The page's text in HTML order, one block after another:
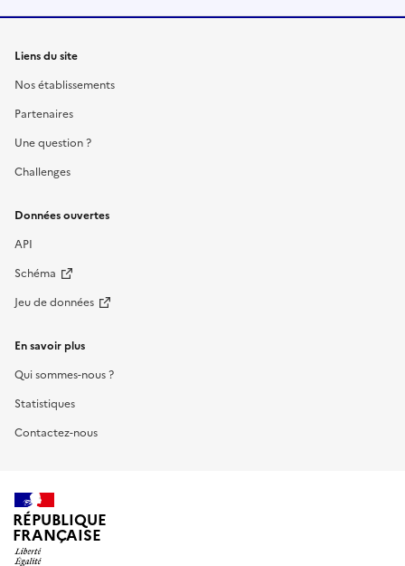
Liens du site
Nos établissements
Partenaires
Une question ?
Challenges
Données ouvertes
API
Schéma
Jeu de données
En savoir plus
Qui sommes-nous ?
Statistiques
Contactez-nous
RÉPUBLIQUE
FRANÇAISE